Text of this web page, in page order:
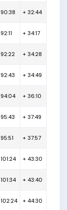
90:38 + 32:44
92:11 + 34:17
92:22 + 34:28
92:43 + 34:49
94:04 + 36:10
95:43 + 37:49
95:51 + 37:57
101:24 + 43:30
101:34 + 43:40
102:24 + 44:30